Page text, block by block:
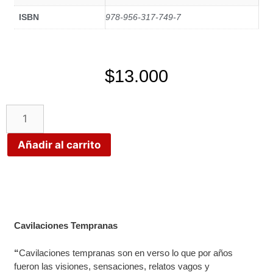
ISBN 978-956-317-749-7
$13.000
Añadir al carrito
Cavilaciones Tempranas
“Cavilaciones tempranas son en verso lo que por años
fueron las visiones, sensaciones, relatos vagos y